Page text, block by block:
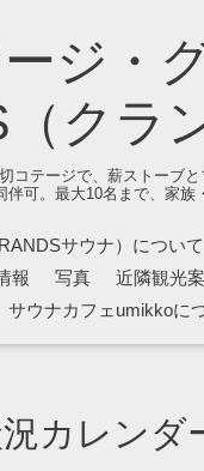
ジ・
クラ
テージで、薪ストーブ
可。最大10名まで、家族
サウナ）について
報 写真 近隣観光
サウナカフェumikkoに
カレンダ